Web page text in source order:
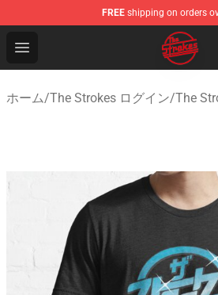
FREE shipping on orders
Open menu
The Strokes Shop - Official
ホーム/The Strokes ログイン/The